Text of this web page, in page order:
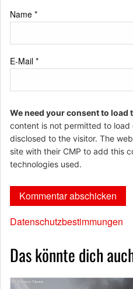
Name *
E-Mail *
We need your consent to load
content is not permitted to
disclosed to the visitor. The
site with their CMP to add this
technologies used.
Datenschutzbestimmungen
Das könnte dich